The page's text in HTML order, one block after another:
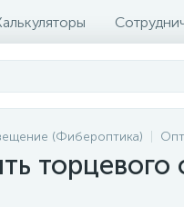
(Фибероптика)
торцевого